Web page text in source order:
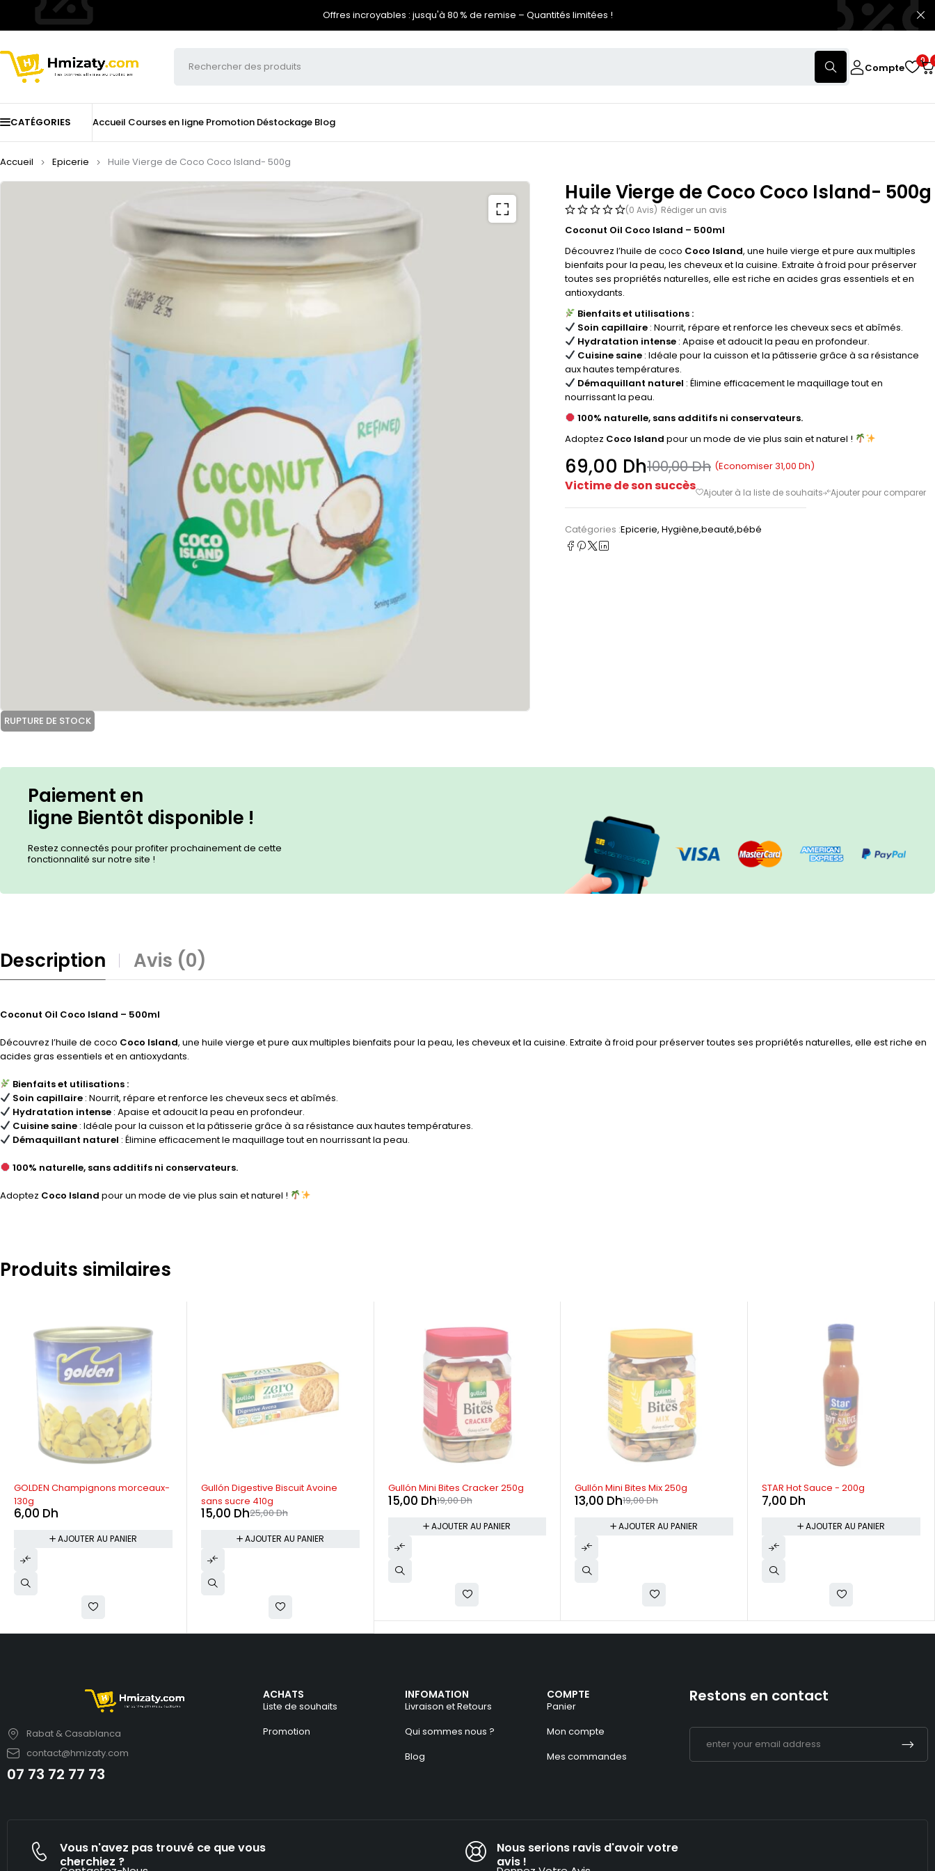
Offres incroyables : jusqu'à 80 % de remise – Quantités limitées !
Compte
0
CATÉGORIES Accueil Courses en ligne Promotion Déstockage Blog
Accueil Epicerie Huile Vierge de Coco Coco Island- 500g
RUPTURE DE STOCK
Huile Vierge de Coco Coco Island- 500g
(0 Avis) Rédiger un avis
Coconut Oil Coco Island – 500ml
Découvrez l’huile de coco Coco Island, une huile vierge et pure aux multiples
bienfaits pour la peau, les cheveux et la cuisine. Extraite à froid pour préserver
toutes ses propriétés naturelles, elle est riche en acides gras essentiels et en
antioxydants.
Bienfaits et utilisations :
Soin capillaire: Nourrit, répare et renforce les cheveux secs et abîmés.
Hydratation intense: Apaise et adoucit la peau en profondeur.
Cuisine saine: Idéale pour la cuisson et la pâtisserie grâce à sa résistance
aux hautes températures.
Démaquillant naturel : Élimine efficacement le maquillage tout en
nourrissant la peau.
100% naturelle, sans additifs ni conservateurs.
Adoptez Coco Island pour un mode de vie plus sain et naturel !
100,00Dh
69,00 Dh (Economiser31,00 Dh)
Victime de son succès
Catégories :Epicerie, Hygiène,beauté,bébé
Paiement en
ligne Bientôt disponible !
Restez connectés pour profiter prochainement de cette
fonctionnalité sur notre site !
Description Avis (0)
Coconut Oil Coco Island – 500ml
Découvrez l’huile de coco Coco Island, une huile vierge et pure aux multiples bienfaits pour la peau, les cheveux et la cuisine. Extraite à froid pour préserver toutes ses propriétés naturelles, elle est riche en
acides gras essentiels et en antioxydants.
Bienfaits et utilisations :
Soin capillaire: Nourrit, répare et renforce les cheveux secs et abîmés.
Hydratation intense: Apaise et adoucit la peau en profondeur.
Cuisine saine: Idéale pour la cuisson et la pâtisserie grâce à sa résistance aux hautes températures.
Démaquillant naturel : Élimine efficacement le maquillage tout en nourrissant la peau.
100% naturelle, sans additifs ni conservateurs.
Adoptez Coco Island pour un mode de vie plus sain et naturel !
Produits similaires
GOLDEN Champignons morceaux-
130g
6,00 Dh
AJOUTER AU PANIER
-40%
Gullón Digestive Biscuit Avoine
sans sucre 410g
25,00Dh
15,00 Dh
AJOUTER AU PANIER
-21%
Gullón Mini Bites Cracker 250g
19,00Dh
15,00 Dh
AJOUTER AU PANIER
-32%
Gullón Mini Bites Mix 250g
19,00Dh
13,00 Dh
AJOUTER AU PANIER
STAR Hot Sauce - 200g
7,00 Dh
AJOUTER AU PANIER
Rabat & Casablanca
contact@hmizaty.com
07 73 72 77 73
ACHATS
Liste de souhaits
Promotion
INFOMATION
Livraison et Retours
Qui sommes nous ?
Blog
COMPTE
Panier
Mon compte
Mes commandes
Restons en contact
Vous n'avez pas trouvé ce que vous
cherchiez ?
Nous serions ravis d'avoir votre
avis !​